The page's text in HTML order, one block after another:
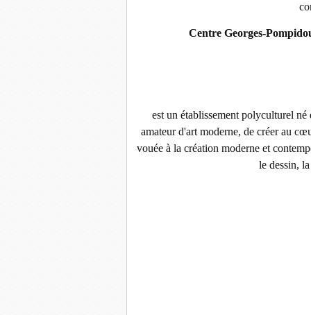
Centre Georges-
est un établissement polyculturel
amateur d'art moderne, de créer au
vouée à la création moderne et
le dessin,